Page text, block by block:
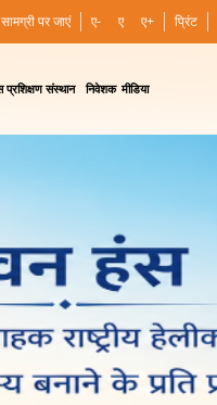
पर जाएं ए- ए ए+ प्रिंट
प्रशिक्षण संस्थान निवेशक मीडिया